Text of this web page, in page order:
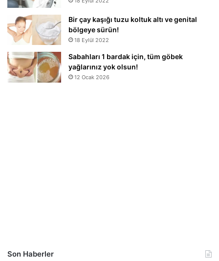
Bir çay kaşığı tuzu koltuk altı ve genital
bölgeye sürün!
18 Eylül 2022
Sabahları 1 bardak için, tüm göbek
yağlarınız yok olsun!
12 Ocak 2026
Son Haberler